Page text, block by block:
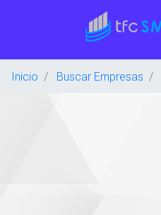
Inicio Buscar Empresas